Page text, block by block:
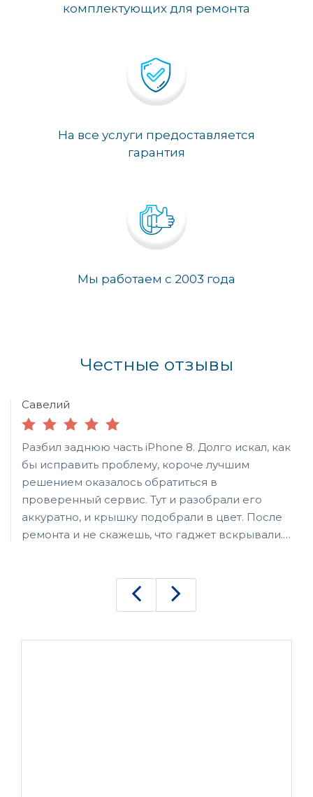
комплектующих для ремонта
На все услуги предоставляется
гарантия
Мы работаем с 2003 года
Честные отзывы
Савелий
Разбил заднюю часть iPhone 8. Долго искал, как
бы исправить проблему, короче лучшим
решением оказалось обратиться в
проверенный сервис. Тут и разобрали его
аккуратно, и крышку подобрали в цвет. После
ремонта и не скажешь, что гаджет вскрывали.